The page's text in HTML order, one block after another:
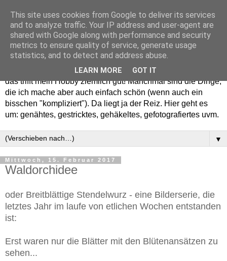
Willkommen in meinem "Wohnzimmer". Einfach und schön -
das trifft mein Hobby ziemlich gut! Manchmal sind die Dinge,
die ich mache aber auch einfach schön (wenn auch ein
bisschen "kompliziert"). Da liegt ja der Reiz. Hier geht es
um: genähtes, gestricktes, gehäkeltes, gefotografiertes uvm.
▼
Mittwoch, 15. Februar 2017
Waldorchidee
oder Breitblättige Stendelwurz - eine Bilderserie, die
letztes Jahr im laufe von etlichen Wochen entstanden
ist:
Erst waren nur die Blätter mit den Blütenansätzen zu
sehen...
This site uses cookies from Google to deliver its services
and to analyze traffic. Your IP address and user-agent are
shared with Google along with performance and security
metrics to ensure quality of service, generate usage
statistics, and to detect and address abuse.
LEARN MORE GOT IT